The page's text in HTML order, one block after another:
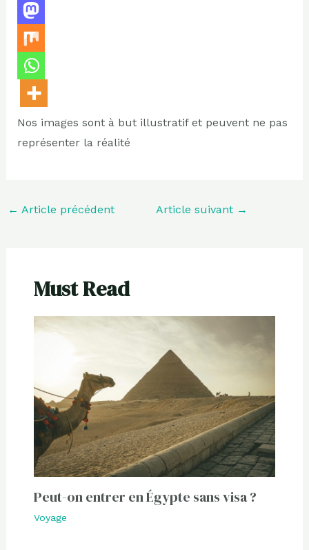
Nos images sont à but illustratif et peuvent ne pas
représenter la réalité
← Article précédent Article suivant →
Must Read
Peut-on entrer en Égypte sans visa ?
Voyage